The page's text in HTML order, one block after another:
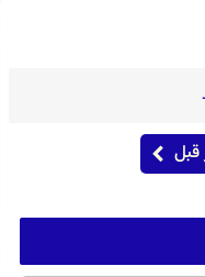
قبل